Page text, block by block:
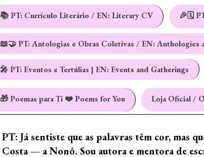
📚 PT: Currículo Literário / EN: Literary CV 🎉🗓️
📖🤝 PT: Antologias e Obras Coletivas / EN: Anthologies
🎤 PT: Eventos e Tertúlias | EN: Events and Gatherings
🎁 Poemas para Ti ❤️ Poems for You Loja Oficial /
PT: Já sentiste que as palavras têm cor, mas
Costa — a Nonô. Sou autora e mentora de